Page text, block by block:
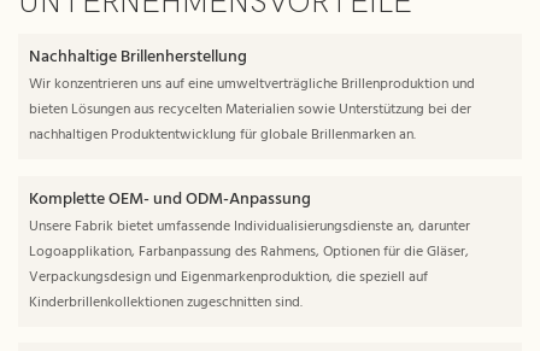
Nachhaltige Brillenherstellung
Wir konzentrieren uns auf eine umweltverträgliche Brillenproduktion und
bieten Lösungen aus recycelten Materialien sowie Unterstützung bei der
nachhaltigen Produktentwicklung für globale Brillenmarken an.
Komplette OEM- und ODM-Anpassung
Unsere Fabrik bietet umfassende Individualisierungsdienste an, darunter
Logoapplikation, Farbanpassung des Rahmens, Optionen für die Gläser,
Verpackungsdesign und Eigenmarkenproduktion, die speziell auf
Kinderbrillenkollektionen zugeschnitten sind.